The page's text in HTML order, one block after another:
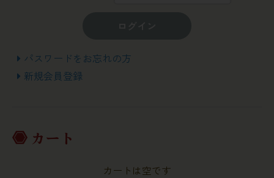
パスワードをお忘れの方
新規会員登録
カート
カートは空です